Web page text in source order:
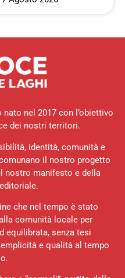
nel 2017 con l’obiettivo
dei nostri territori.
identità, comunità e
il nostro progetto
nostro manifesto e della
che nel tempo è stato
comunità locale per
equilibrata, senza tesi
e qualità al tempo